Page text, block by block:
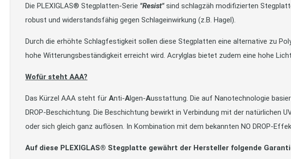
Die PLEXIGLAS® Stegplatten-Serie "Resist"sind schlagzäh modifizierten
robust und widerstandsfähig gegen Schlageinwirkung (z.B. Hagel).
Durch die erhöhte Schlagfestigkeit sollen diese Stegplatten eine alternative zu
hohe Witterungsbeständigkeit erreicht wird. Acrylglas bietet zudem eine hohe
Wofür steht AAA?
Das Kürzel AAA steht für Anti-Algen-Ausstattung. Die auf Nanotechnologie
DROP-Beschichtung. Die Beschichtung bewirkt in Verbindung mit der natürlichen
oder sich gleich ganz auflösen. In Kombination mit dem bekannten NO DROP-
Auf diese PLEXIGLAS® Stegplatte gewährt der Hersteller folgende